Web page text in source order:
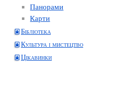
Панорами
Карти
Бібліотека
Культура і мистецтво
Цікавинки